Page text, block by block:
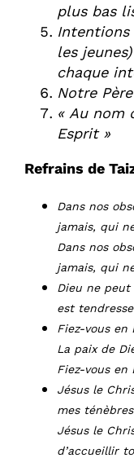
plus bas
Intentions
les
chaque
Notre
« Au nom
Esprit »
Refrains de
Dans nos
jamais, qui
Dans nos
jamais, qui
Dieu ne peut
est tendresse
Fiez-vous en
La paix de
Fiez-vous en
Jésus le
mes
Jésus le
d’accueillir